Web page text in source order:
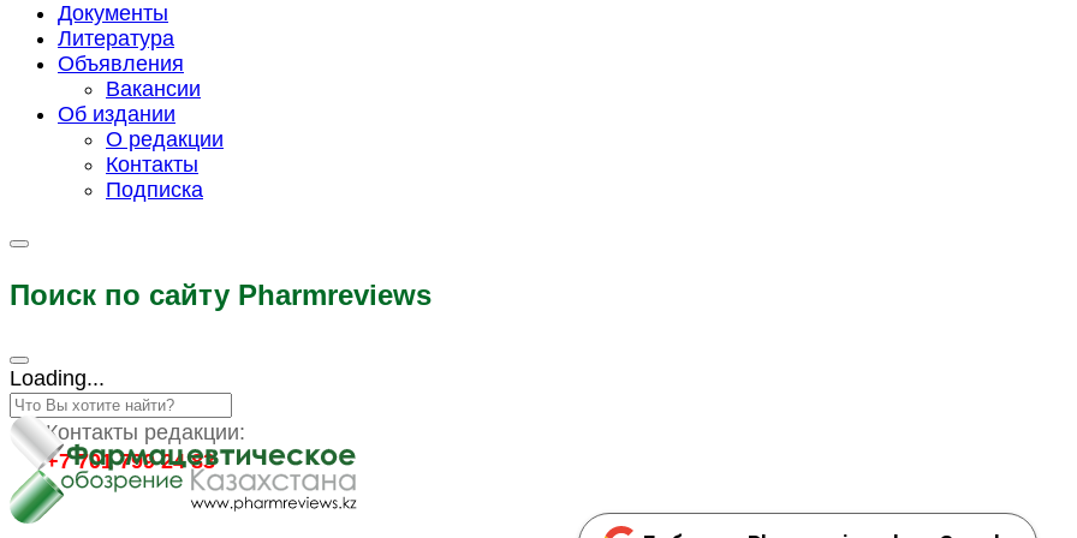
Документы
Литература
Объявления
Вакансии
Об издании
О редакции
Контакты
Подписка
Поиск по сайту Pharmreviews
Loading...
Контакты редакции:
+7 701 799 24 83